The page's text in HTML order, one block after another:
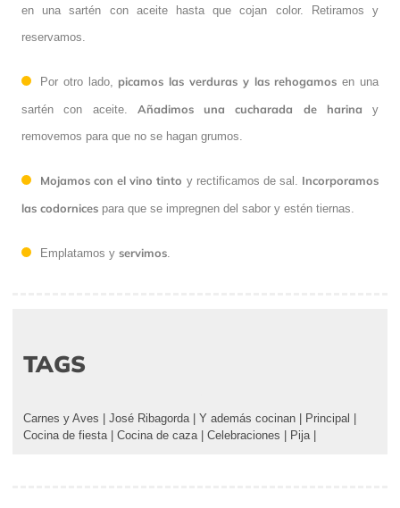
en una sartén con aceite hasta que cojan color. Retiramos y
reservamos.
Por otro lado, picamos las verduras y las rehogamos en una
sartén con aceite. Añadimos una cucharada de harina y
removemos para que no se hagan grumos.
Mojamos con el vino tinto y rectificamos de sal. Incorporamos
las codornices para que se impregnen del sabor y estén tiernas.
Emplatamos y servimos
TAGS
Carnes y Aves | José Ribagorda | Y además cocinan | Principal |
Cocina de fiesta | Cocina de caza | Celebraciones | Pija |